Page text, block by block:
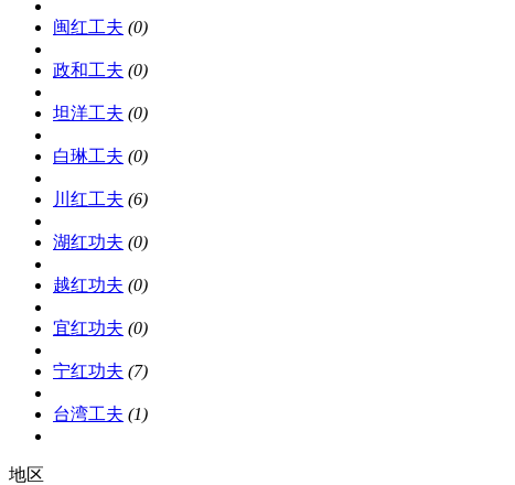
闽红工夫 (0)
政和工夫 (0)
坦洋工夫 (0)
白琳工夫 (0)
川红工夫 (6)
湖红功夫 (0)
越红功夫 (0)
宜红功夫 (0)
宁红功夫 (7)
台湾工夫 (1)
地区